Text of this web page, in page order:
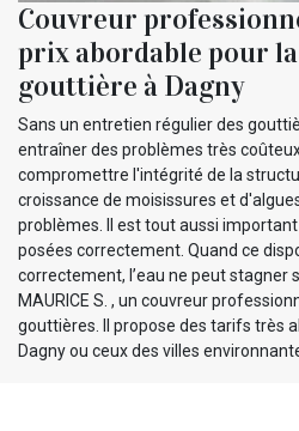
Couvreur
prix abordable pour la
gouttière à Dagny
Sans un entretien régulier des
entraîner des problèmes très
compromettre l'intégrité de la
croissance de moisissures et
problèmes. Il est tout aussi
posées correctement. Quand ce
correctement, l’eau ne peut stagner
MAURICE S. , un couvreur
gouttières. Il propose des tarifs très
Dagny ou ceux des villes